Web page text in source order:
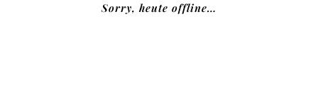
Sorry, heute offline…